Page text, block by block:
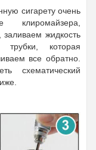
сигарету очень
клиромайзера,
жидкость
трубки, которая
все обратно.
схематический